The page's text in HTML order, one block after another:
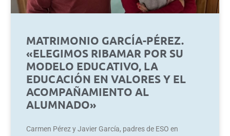
MATRIMONIO GARCÍA-PÉREZ.
«ELEGIMOS RIBAMAR POR SU
MODELO EDUCATIVO, LA
EDUCACIÓN EN VALORES Y EL
ACOMPAÑAMIENTO AL
ALUMNADO»
Carmen Pérez y Javier García, padres de ESO en